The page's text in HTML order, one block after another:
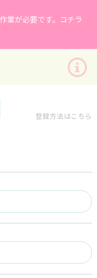
業が必要です。コチラ
登録方法はこちら